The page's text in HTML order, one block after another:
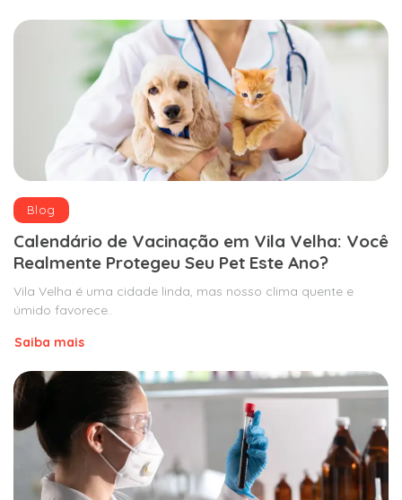
Blog
Calendário de Vacinação em Vila Velha: Você
Realmente Protegeu Seu Pet Este Ano?
Vila Velha é uma cidade linda, mas nosso clima quente e
úmido favorece..
Saiba mais